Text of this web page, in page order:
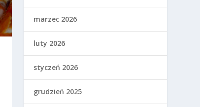
marzec 2026
luty 2026
styczeń 2026
grudzień 2025